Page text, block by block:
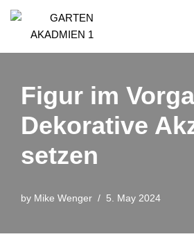
to
Figur im
Dekorative
setzen
by Mike Wenger 5. May 2024